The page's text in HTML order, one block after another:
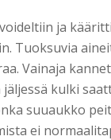
ja
Tuoksuvia
Vainaja
kulki
suuaukko
ei